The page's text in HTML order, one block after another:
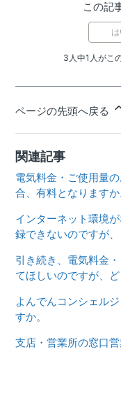
この記
3人中1人がこ
ページの先頭へ戻る
関連記事
電気料金・ご使用量
合、有料となりますか
インターネット環境
録できないのですが
引き続き、電気料金
てほしいのですが、
よんでんコンシェル
すか。
支店・営業所の窓口